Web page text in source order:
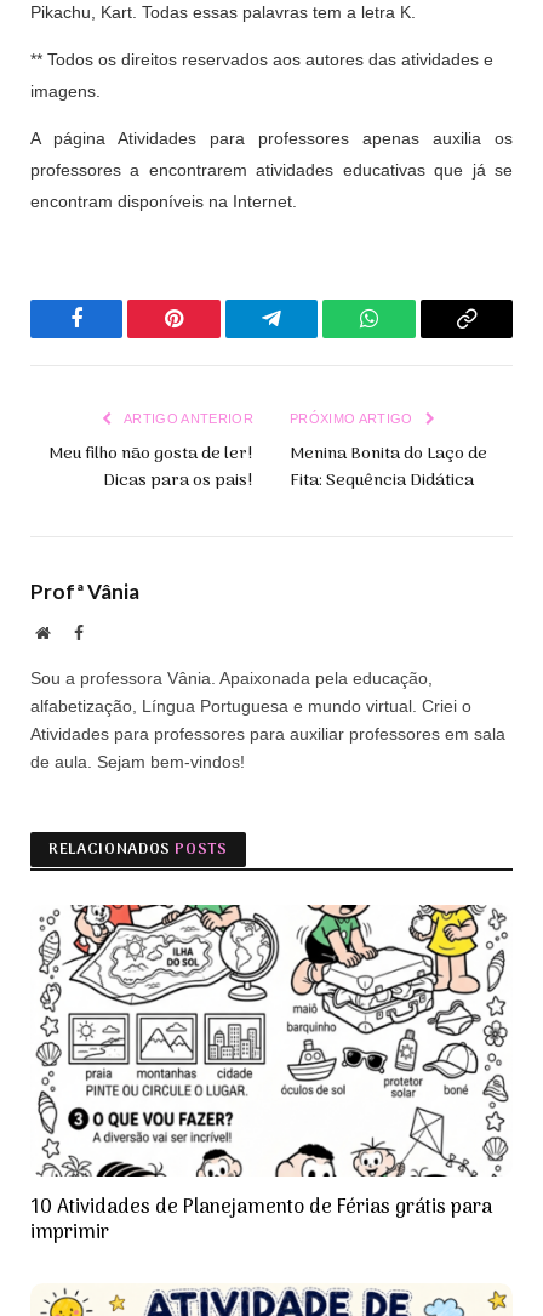
Pikachu, Kart. Todas essas palavras tem a letra K.
** Todos os direitos reservados aos autores das atividades e
imagens.
A página Atividades para professores apenas auxilia os
professores a encontrarem atividades educativas que já se
encontram disponíveis na Internet.
Facebook Pinterest Telegrama WhatsAppCopiar
ARTIGO ANTERIOR
Meu filho não gosta de ler!
Dicas para os pais!
PRÓXIMO ARTIGO
Menina Bonita do Laço de
Fita: Sequência Didática
Profª Vânia
Site Facebook
Sou a professora Vânia. Apaixonada pela educação,
alfabetização, Língua Portuguesa e mundo virtual. Criei o
Atividades para professores para auxiliar professores em sala
de aula. Sejam bem-vindos!
RELACIONADOS POSTS
10 Atividades de Planejamento de Férias grátis para
imprimir